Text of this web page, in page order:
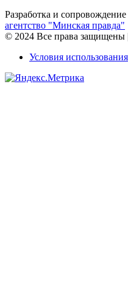
Разработка и сопровождение
агентство "Минская правда"
© 2024 Все права защищены
Условия использования